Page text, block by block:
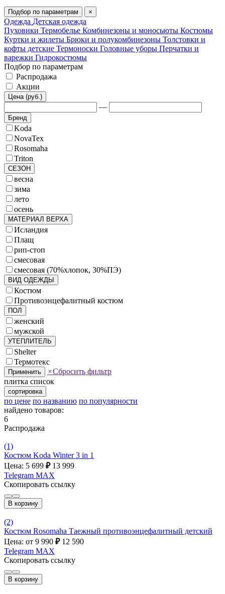
Подбор по параметрам ×
Одежда Детская одежда
Пуховики Термобелье Комбинезоны и моносьюты Костюмы
Куртки и жилеты Брюки и полукомбинезоны Толстовки и
кофты детские Термоноски Головные уборы Перчатки и
варежки Гидрокостюмы
Подбор по параметрам
Распродажа
Акции
Цена (руб.)
—
Бренд
Koda
NovaTex
Rosomaha
Triton
СЕЗОН
весна
зима
лето
осень
МАТЕРИАЛ ВЕРХА
Исландия
Плащ
рип-стоп
смесовая
смесовая (70%хлопок, 30%ПЭ)
ВИД ОДЕЖДЫ
Костюм
Противоэнцефалитный костюм
ПОЛ
женский
мужской
УТЕПЛИТЕЛЬ
Shelter
Термотекс
Применить ×Сбросить фильтр
плитка список
сортировка
по цене по названию по популярности
найдено товаров:
6
Распродажа
(1)
Костюм Koda Winter 3 in 1
Цена: 5 699 ₽ 13 999
Telegram MAX
Скопировать ссылку
В корзину
(2)
Костюм Rosomaha Таежный противоэнцефалитный детский
Цена: от 9 990 ₽ 12 590
Telegram MAX
Скопировать ссылку
В корзину